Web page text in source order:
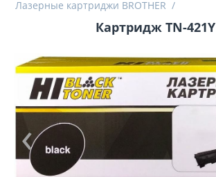
Лазерные картриджи BROTHER /
Картридж TN-421Y